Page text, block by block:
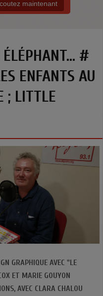
maintenant
#
ENFANTS AU
; LITTLE
GRAPHIQUE AVEC "LE
ET MARIE GOUYON
AVEC CLARA CHALOU